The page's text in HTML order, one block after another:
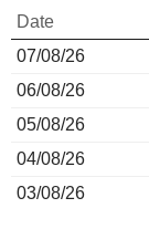
Date
07/08/26
06/08/26
05/08/26
04/08/26
03/08/26